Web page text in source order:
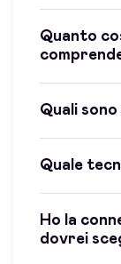
Quanto
Quali
Quale
Ho la
dovrei